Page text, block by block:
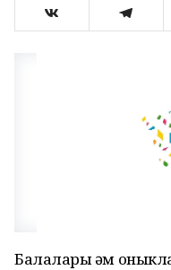
Балалары һәм